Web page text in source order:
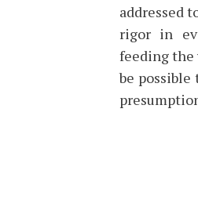
addressed
rigor in
feeding
be